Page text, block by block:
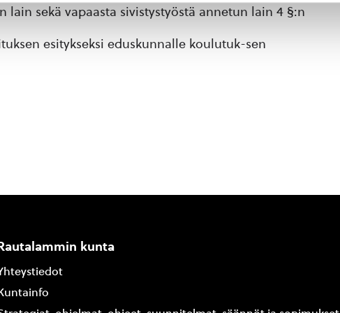
lain sekä vapaasta sivistystyöstä annetun lain 4 §:n
esitykseksi eduskunnalle koulutuk-sen
kunta